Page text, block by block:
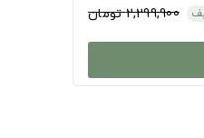
2,299,900 تومان